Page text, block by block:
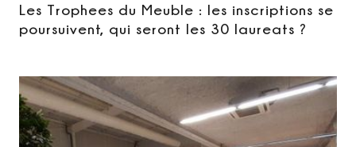
Les Trophees du Meuble : les inscriptions se
poursuivent, qui seront les 30 laureats ?